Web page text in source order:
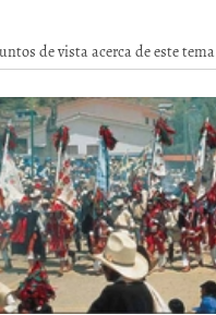
de vista acerca de este tema